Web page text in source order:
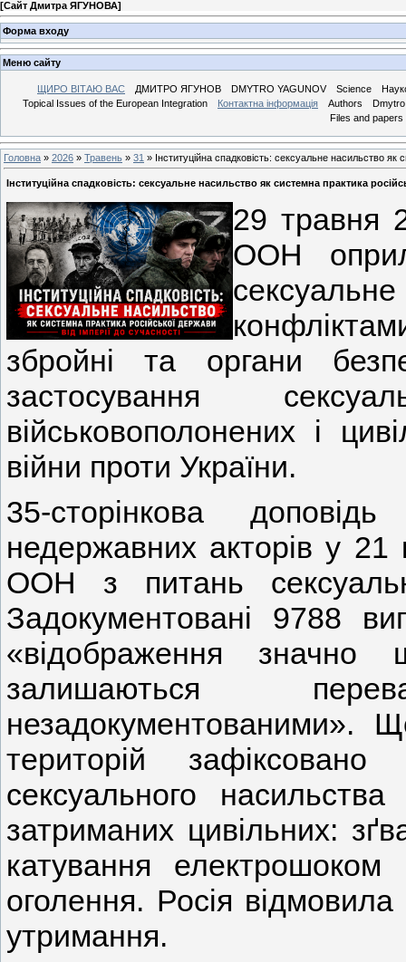
[Сайт Дмитра ЯГУНОВА]
Форма входу
Меню сайту
ЩИРО ВІТАЮ ВАС ДМИТРО ЯГУНОВ DMYTRO YAGUNOV Science
Topical Issues of the European Integration
Контактна інформація Authors
Files and papers
Головна » 2026 » Травень » 31 » Інституційна спадковість: сексуальне насильство як
Інституційна спадковість: сексуальне насильство як системна практика
29 травня
ООН
збройні та органи
застосування
військовополонених і
війни проти України.
35-сторінкова
недержавних акторів у 21
ООН з питань
Задокументовані 9788
«відображення
залишаються
незадокументованими».
територій
сексуального
затриманих цивільних:
катування електрошоком
оголення. Росія
утримання.